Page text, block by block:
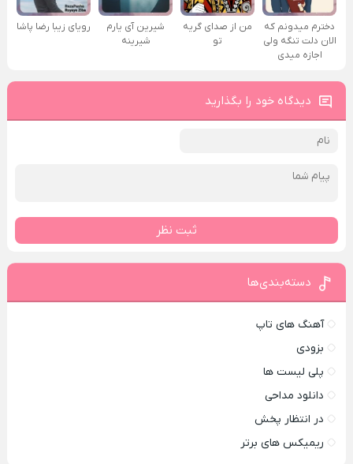
دخترم میدونم که
الان دلت تنگه ولی
اجازه میدی
من از صدای گريه
تو
شیرین آی یارم
شیرینه
رویای زیبا رضا پاشا
دیدگاه خود را بگذارید
ثبت نظر
دسته‌بندی‌ها
آهنگ های تاپ
بزودی
پلی لیست ها
دانلود مداحی
در انتظار پخش
ریمیکس های برتر